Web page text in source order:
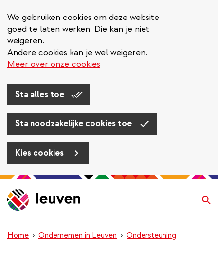
We gebruiken cookies om deze website
goed te laten werken. Die kan je niet
weigeren.
Andere cookies kan je wel weigeren.
Meer over onze cookies
Sta alles toe
Sta noodzakelijke cookies toe
Kies cookies
Overslaan
en
naar
inhoud
gaan
Home Ondernemen in Leuven Ondersteuning